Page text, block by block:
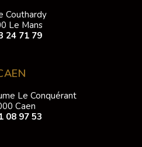
Couthardy
Le Mans
24 71 79
Le Conquérant
Caen
08 97 53